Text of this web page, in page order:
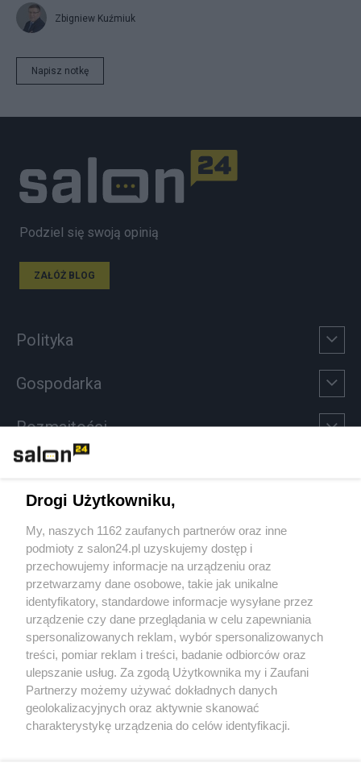
Zbigniew Kuźmiuk
Napisz notkę
Podziel się swoją opinią
ZAŁÓŻ BLOG
Polityka
Gospodarka
Rozmaitości
Sport
Społeczeństwo
Kultura
X Facebook Instagram Youtube
Drogi Użytkowniku,
My, naszych 1162 zaufanych partnerów oraz inne
podmioty z salon24.pl uzyskujemy dostęp i
przechowujemy informacje na urządzeniu oraz
przetwarzamy dane osobowe, takie jak unikalne
identyfikatory, standardowe informacje wysyłane przez
urządzenie czy dane przeglądania w celu zapewniania
spersonalizowanych reklam, wybór spersonalizowanych
treści, pomiar reklam i treści, badanie odbiorców oraz
ulepszanie usług. Za zgodą Użytkownika my i Zaufani
Partnerzy możemy używać dokładnych danych
geolokalizacyjnych oraz aktywnie skanować
charakterystykę urządzenia do celów identyfikacji.